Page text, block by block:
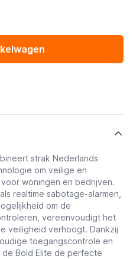
strak Nederlands
om veilige en
woningen en bedrijven.
realtime sabotage-alarmen,
om de
vereenvoudigt het
veiligheid verhoogt. Dankzij
toegangscontrole en
de Bold Elite de perfecte